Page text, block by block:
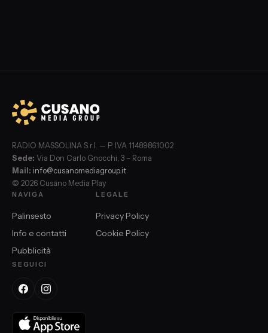
RADIO MASSOLINA S.r.l. — P. IVA 11489861002
Sede: Via Don Carlo Gnocchi, 3 – Roma
Mail: info@cusanomediagroup.it
© 2026 Cusano Media Play
NAVIGA
Palinsesto
Info e contatti
Pubblicità
LEGALE
Privacy Policy
Cookie Policy
SEGUICI